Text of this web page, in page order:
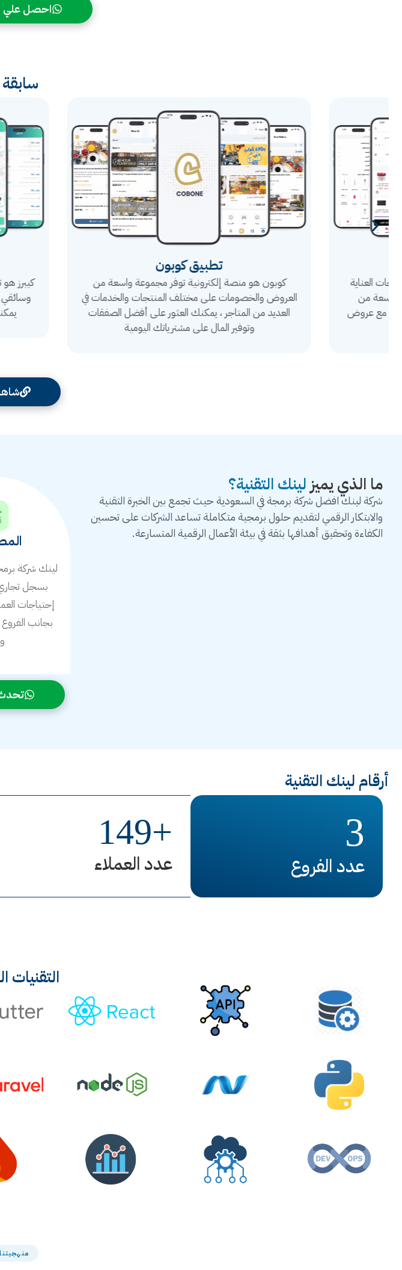
احصل علي
سابقة
كوبون هو منصة إلكترونية توفر مجموعة واسعة من
العروض والخصومات على مختلف المنتجات والخدمات في
العديد من المتاجر ، يمكنك العثور على أفضل الصفقات
وتوفير المال على مشترياتك اليومية
كيبرز هو تطبيق توصيل
وسائقي السيارات. يعمل
يمكنك طلب سيارة
ما الذي يميز لينك التقنية؟
شركة لينك افضل شركة برمجة في السعودية حيث تجمع بين الخبرة التقنية
والابتكار الرقمي لتقديم حلول برمجية متكاملة تساعد الشركات على تحسين
الكفاءة وتحقيق أهدافها بثقة في بيئة الأعمال الرقمية المتسارعة.
لينك شركة
بسجل
إحتياجات
بجانب الفروع
تحدث
أرقام لينك التقنية
عدد الفروع
3
عدد العملاء
+
149